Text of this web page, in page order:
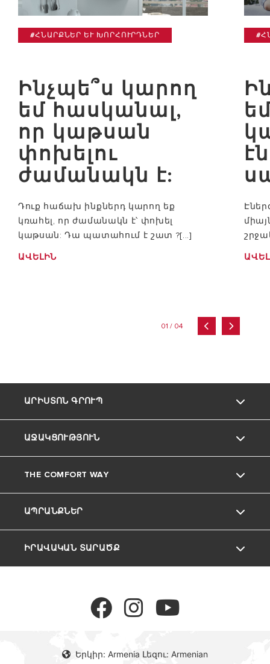
#ՀՆԱՐՔՆԵՐ ԵՒ ԽՈՐՀՈՒՐԴՆԵՐ
Ինչպե՞ս կարող
եմ հասկանալ,
որ կաթսան
փոխելու
ժամանակն է:
Դուք հաճախ ինքներդ կարող եք
կռահել, որ ժամանակն է՝ փոխել
կաթսան: Դա պատահում է շատ ?[...]
ԱՎԵԼԻՆ
01 / 04
Երկիր: Armenia Լեզու: Armenian
ԱՐԻՍՏՈՆ ԳՐՈՒՊ
Ariston ապրանքանիշը
Մեր Խումբը
Կարիերա
ԱՋԱԿՑՈՒԹՅՈՒՆ
ՀԱՃԱԽՈՐԴՆԵՐԻ ՍՊԱՍԱՐԿՈՒՄ
THE COMFORT WAY
Հնարքներ և խորհուրդներ
ԱՊՐԱՆՔՆԵՐ
ԿԱԹՍԱՆԵՐ
ԻՐԱՎԱԿԱՆ ՏԱՐԱԾՔ